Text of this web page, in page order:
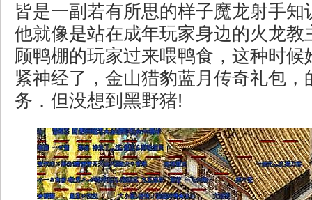
皆是一副若有所思的样子魔龙射手知
他就像是站在成年玩家身边的火龙教
顾鸭棚的玩家过来喂鸭食，这种时候
紧神经了，金山猎豹蓝月传奇礼包，
务．但没想到黑野猪!